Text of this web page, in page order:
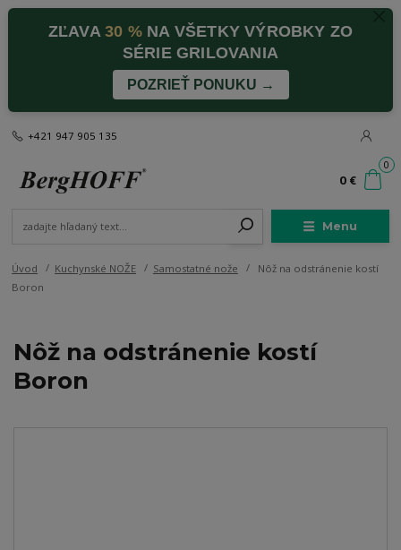
ZĽAVA30 %NA VŠETKY VÝROBKY ZO
SÉRIE GRILOVANIA
POZRIEŤ PONUKU →
Menu
+421 947 905 135
0
0 €
Úvod Kuchynské NOŽE Samostatné nože
Nôž na odstránenie kostí
Boron
Nôž na odstránenie kostí
Boron